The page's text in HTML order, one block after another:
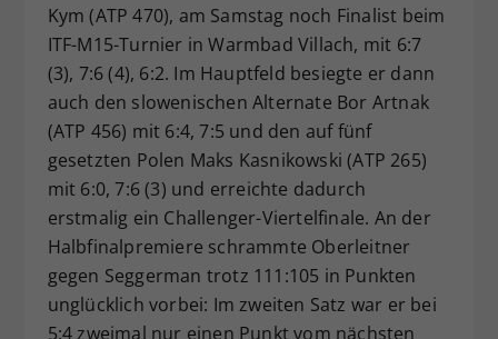
Kym (ATP 470), am Samstag noch Finalist beim
ITF-M15-Turnier in Warmbad Villach, mit 6:7
(3), 7:6 (4), 6:2. Im Hauptfeld besiegte er dann
auch den slowenischen Alternate Bor Artnak
(ATP 456) mit 6:4, 7:5 und den auf fünf
gesetzten Polen Maks Kasnikowski (ATP 265)
mit 6:0, 7:6 (3) und erreichte dadurch
erstmalig ein Challenger-Viertelfinale. An der
Halbfinalpremiere schrammte Oberleitner
gegen Seggerman trotz 111:105 in Punkten
unglücklich vorbei: Im zweiten Satz war er bei
5:4 zweimal nur einen Punkt vom nächsten